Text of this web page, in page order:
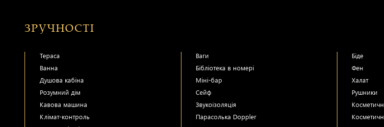
ЗРУЧНОСТІ
Тераса
Ванна
Душова кабіна
Розумний дім
Кавова машина
Клімат-контроль
Ваги
Бібліотека в номері
Міні-бар
Сейф
Звукоізоляція
Парасолька Doppler
Біде
Фен
Халат
Рушники